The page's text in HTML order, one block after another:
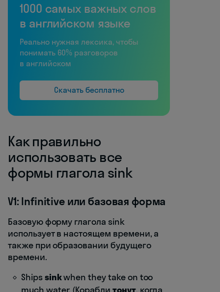
1000 самых важных слов
в английском языке
Реально нужная лексика, чтобы
понимать 60% разговоров
в английском
Скачать бесплатно
Как правильно
использовать все
формы глагола sink
V1: Infinitive или базовая форма
Базовую форму глагола sink
использует в настоящем времени, а
также при образовании будущего
времени.
Shipssinkwhen they take on too
much water. (Корабли тонут, когда